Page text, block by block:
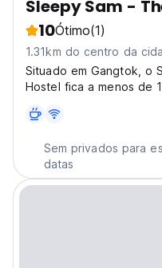
Sleepy Sam -
10Ótimo(1)
1.31km do centro da
Situado em Gangtok, o
Hostel fica a menos de
Chorten.
Sem privados para
datas